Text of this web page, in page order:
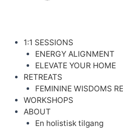
1:1 SESSIONS
ENERGY ALIGNMENT
ELEVATE YOUR HOME
RETREATS
FEMININE WISDOMS
WORKSHOPS
ABOUT
En holistisk tilgang